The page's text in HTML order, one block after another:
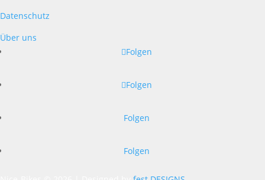
Datenschutz
Über uns
Folgen
Folgen
Folgen
Folgen